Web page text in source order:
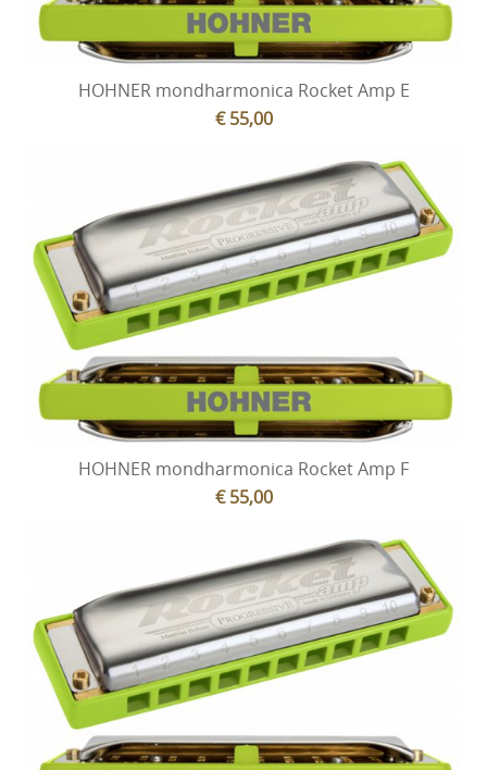
HOHNER mondharmonica Rocket Amp E
€ 55,00
HOHNER mondharmonica Rocket Amp F
€ 55,00